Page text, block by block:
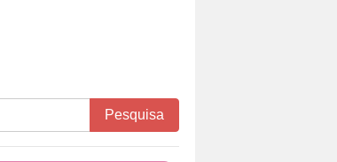
Pesquisa